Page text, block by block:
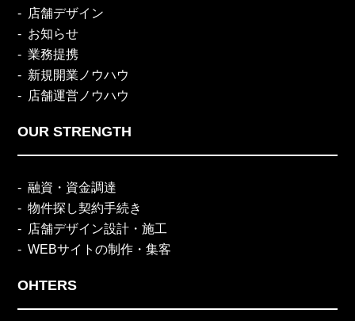
店舗デザイン
お知らせ
業務提携
新規開業ノウハウ
店舗運営ノウハウ
OUR STRENGTH
融資・資金調達
物件探し契約手続き
店舗デザイン設計・施工
WEBサイトの制作・集客
OHTERS